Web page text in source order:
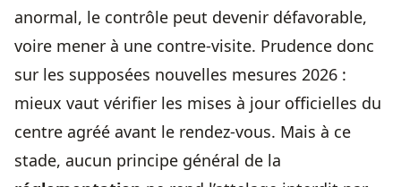
anormal, le contrôle peut devenir défavorable,
voire mener à une contre-visite. Prudence donc
sur les supposées nouvelles mesures 2026 :
mieux vaut vérifier les mises à jour officielles du
centre agréé avant le rendez-vous. Mais à ce
stade, aucun principe général de la